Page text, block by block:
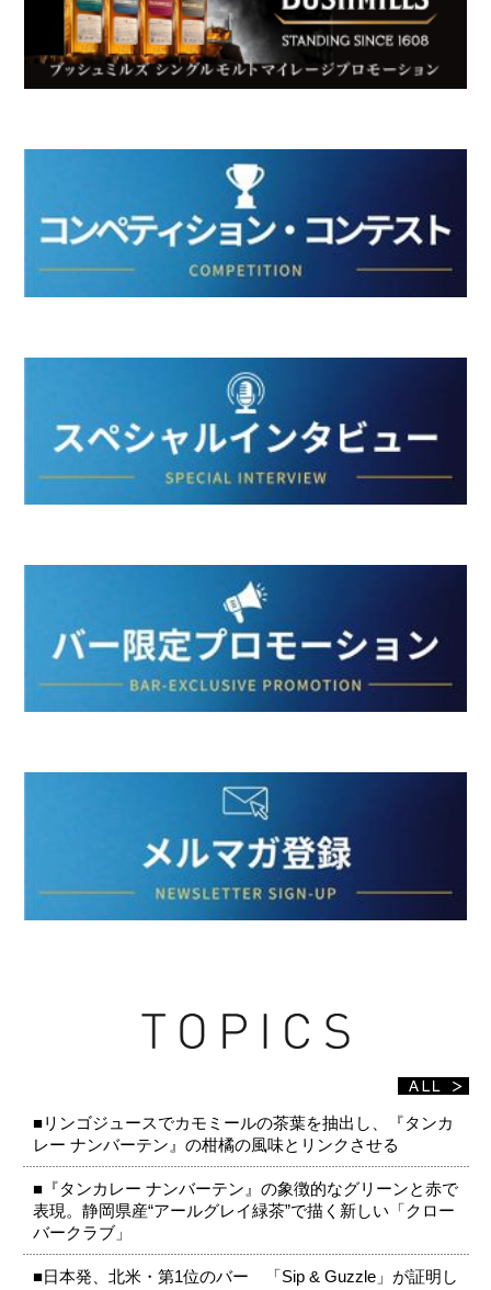
■リンゴジュースでカモミールの茶葉を抽出し、『タンカ
レー ナンバーテン』の柑橘の風味とリンクさせる
■『タンカレー ナンバーテン』の象徴的なグリーンと赤で
表現。静岡県産“アールグレイ緑茶”で描く新しい「クロー
バークラブ」
■日本発、北米・第1位のバー 「Sip & Guzzle」が証明し